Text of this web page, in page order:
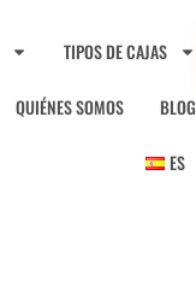
TIPOS DE CAJAS
QUIÉNES SOMOS BLOG
ES